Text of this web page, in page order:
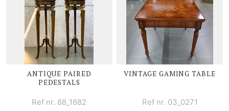
ANTIQUE PAIRED
PEDESTALS
Ref nr. 88_1682
VINTAGE GAMING TABLE
Ref nr. 03_0271